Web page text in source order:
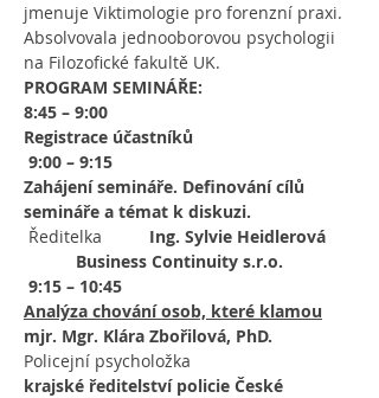
jmenuje Viktimologie pro forenzní praxi.
Absolvovala jednooborovou psychologii
na Filozofické fakultě UK.
PROGRAM SEMINÁŘE:
8:45 – 9:00
Registrace účastníků
9:00 – 9:15
Zahájení semináře. Definování cílů
semináře a témat k diskuzi.
Ředitelka Ing. Sylvie Heidlerová
Business Continuity s.r.o.
9:15 – 10:45
Analýza chování osob, které klamou
mjr. Mgr. Klára Zbořilová, PhD.
Policejní psycholožka
krajské ředitelství policie České